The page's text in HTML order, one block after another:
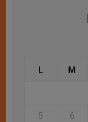
L M
5 6